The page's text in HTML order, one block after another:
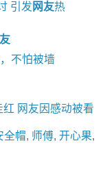
引发 网友热
不怕被墙
网友因感动被看
全帽, 师傅, 开心果,